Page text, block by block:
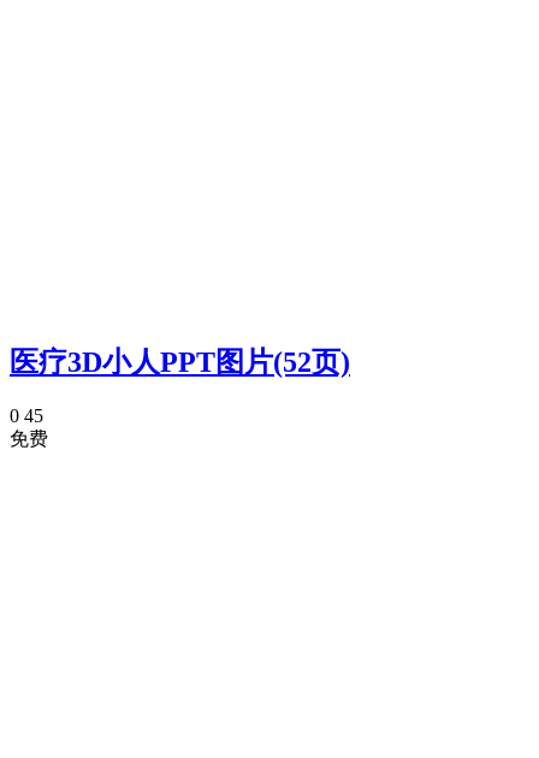
医疗3D小人PPT图片(52页)
0 45
免费